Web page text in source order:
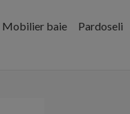
Mobilier baie Pardoseli